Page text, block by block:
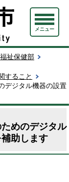
メニュー
福祉保健部
すること
デジタル機器の設置
めのデジタル
助します